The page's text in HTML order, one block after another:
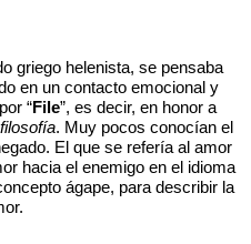
griego helenista, se pensaba
en un contacto emocional y
“File”, es decir, en honor a
filosofía. Muy pocos conocían el
El que se refería al amor
hacia el enemigo en el idioma
ágape, para describir la